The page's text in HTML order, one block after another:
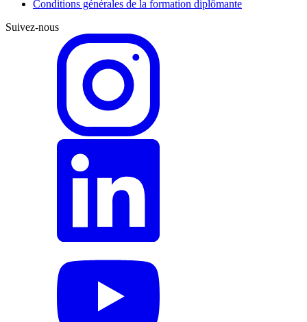
Conditions générales de la formation diplômante
Suivez-nous